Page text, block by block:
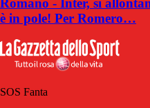
Romano - Inter, si
è in pole! Per Romero…
SOS Fanta